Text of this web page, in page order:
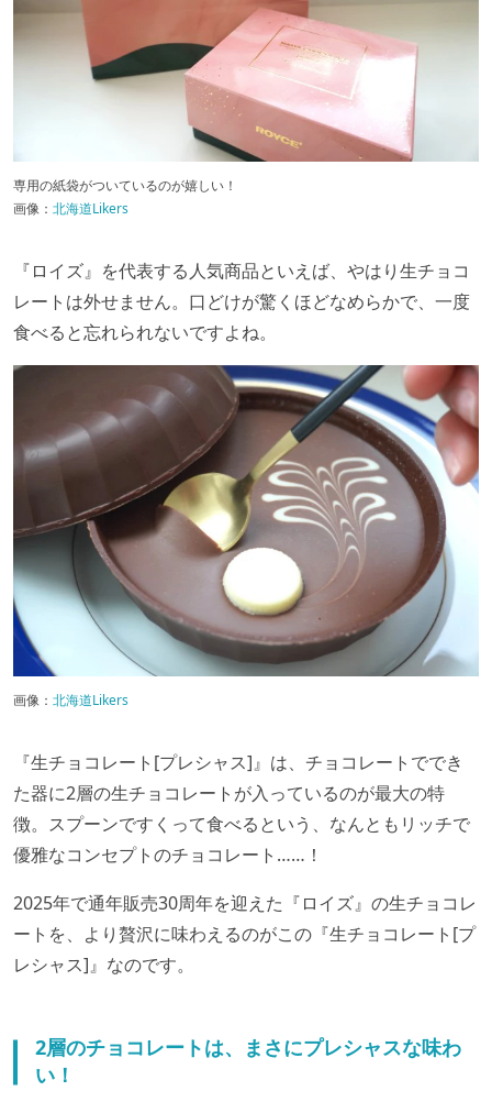
専用の紙袋がついているのが嬉しい！
画像： 北海道Likers
『ロイズ』を代表する人気商品といえば、やはり生チョコ
レートは外せません。口どけが驚くほどなめらかで、一度
食べると忘れられないですよね。
画像： 北海道Likers
『生チョコレート[プレシャス]』は、チョコレートででき
た器に2層の生チョコレートが入っているのが最大の特
徴。スプーンですくって食べるという、なんともリッチで
優雅なコンセプトのチョコレート……！
2025年で通年販売30周年を迎えた『ロイズ』の生チョコレ
ートを、より贅沢に味わえるのがこの『生チョコレート[プ
レシャス]』なのです。
2層のチョコレートは、まさにプレシャスな味わ
い！